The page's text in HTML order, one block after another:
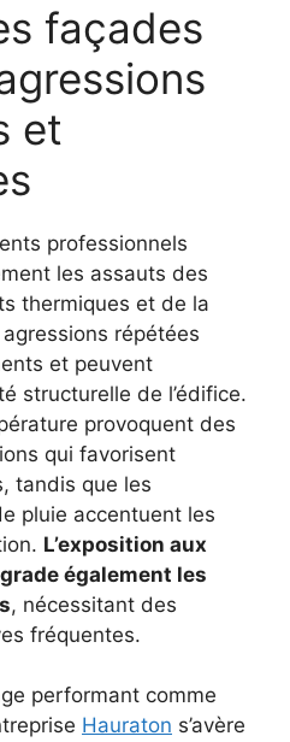
façades
et
professionnels
les assauts des
thermiques et de la
répétées
et peuvent
structurelle de l’édifice.
provoquent des
qui favorisent
tandis que les
pluie accentuent les
L’exposition aux
également les
, nécessitant des
fréquentes.
performant comme
Hauraton s’avère